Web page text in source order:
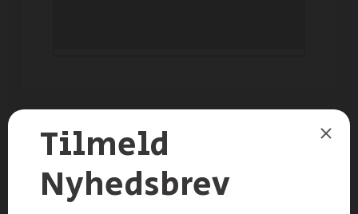
Forløb med unge heste og heste med udfordringer
i Sønderjyllands Horse Park 2023.
Kom i byen med din unge hest i et trygt miljø hvor
det handler om ro og trygge oplevelser. Byg et